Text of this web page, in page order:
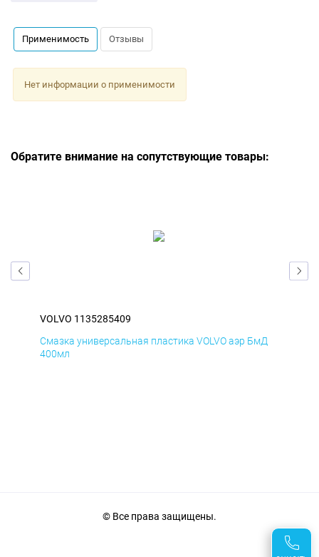
Применимость Отзывы
Нет информации о применимости
Обратите внимание на сопутствующие товары:
VOLVO 1135285409
Смазка универсальная пластика VOLVO аэр БмД
400мл
© Все права защищены.